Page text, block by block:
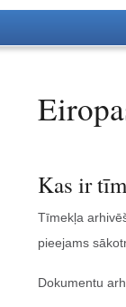
Kas ir
Tīmekļa
pieejams
Dokumentu